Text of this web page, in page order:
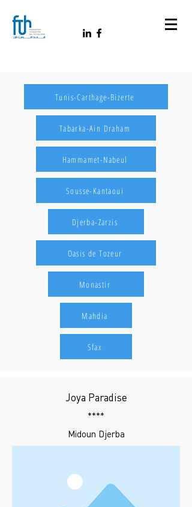
Tunis-Carthage-Bizerte
Tabarka-Ain Draham
Hammamet-Nabeul
Sousse-Kantaoui
Djerba-Zarzis
Oasis de Tozeur
Monastir
Mahdia
Sfax
Joya Paradise
****
Midoun Djerba